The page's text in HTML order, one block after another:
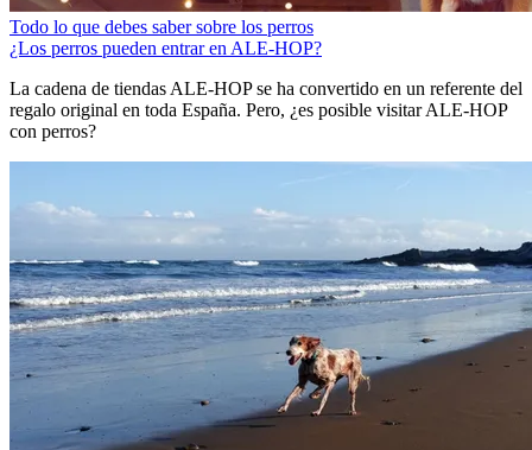
Todo lo que debes saber sobre los perros
¿Los perros pueden entrar en ALE-HOP?
La cadena de tiendas ALE-HOP se ha convertido en un referente del
regalo original en toda España. Pero, ¿es posible visitar ALE-HOP
con perros?